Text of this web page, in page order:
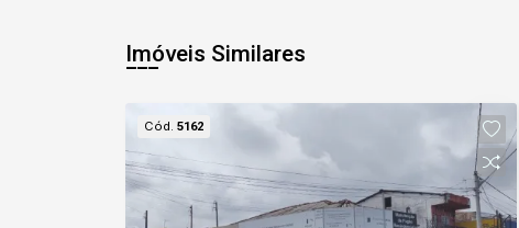
Imóveis Similares
Cód. 5162